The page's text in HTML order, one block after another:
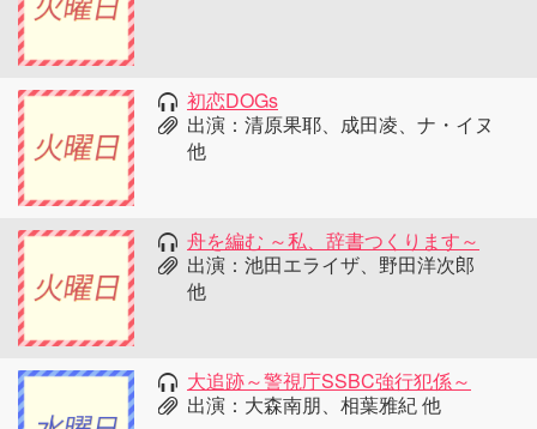
初恋DOGs
出演：清原果耶、成田凌、ナ・イヌ
他
舟を編む ～私、辞書つくります～
出演：池田エライザ、野田洋次郎
他
大追跡～警視庁SSBC強行犯係～
出演：大森南朋、相葉雅紀 他